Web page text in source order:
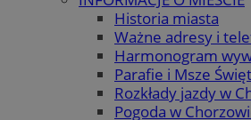
Historia miasta
Ważne adresy i
Harmonogram
Parafie i Msze
Rozkłady jazdy w
Pogoda w